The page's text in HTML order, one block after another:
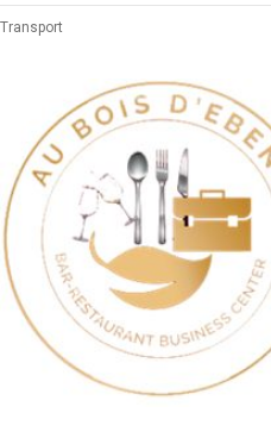
Transport
Previous